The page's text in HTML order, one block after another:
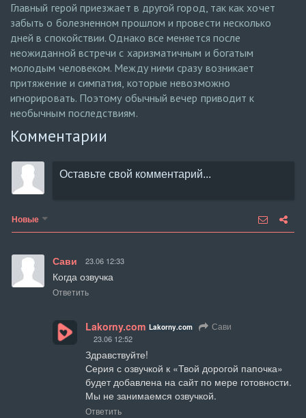
Главный герой приезжает в другой город, так как хочет
забыть о болезненном прошлом и провести несколько
дней в спокойствии. Однако все меняется после
неожиданной встречи с харизматичным и богатым
молодым человеком. Между ними сразу возникает
притяжение и симпатия, которые невозможно
игнорировать. Поэтому обычный вечер приводит к
необычным последствиям.
Комментарии
Новые
Сави 23.06 12:33
Когда озвучка
Ответить
Lakorny.com Lakorny.com Сави
23.06 12:52
Здравствуйте!
Серия с озвучкой к «Твой дорогой папочка»
будет добавлена на сайт по мере готовности.
Мы не занимаемся озвучкой.
Ответить